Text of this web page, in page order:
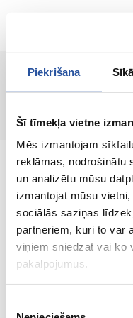
Piekrišana
Šī tīmekļa vietne
Mēs izmantojam
reklāmas, nodrošinātu
un analizētu mūsu
izmantojat mūsu
sociālās saziņas
partneriem, kuri to var
viņiem sniedzat vai ko
pakalpojumus.
Veebipoodi
toodetega, kus
peamine väärtus.
Koik sinu